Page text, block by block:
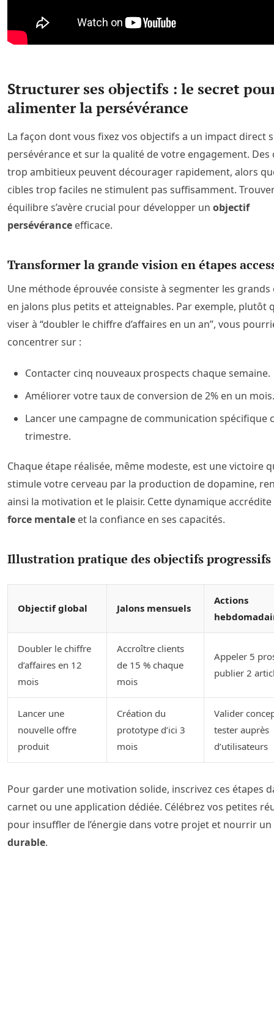
Structurer ses objectifs : le secret
alimenter la persévérance
La façon dont vous fixez vos objectifs a un impact direct
persévérance et sur la qualité de votre engagement. Des
trop ambitieux peuvent décourager rapidement, alors
cibles trop faciles ne stimulent pas suffisamment.
équilibre s’avère crucial pour développer un objectif
persévérance efficace.
Transformer la grande vision en étapes
Une méthode éprouvée consiste à segmenter les
en jalons plus petits et atteignables. Par exemple, plutôt
viser à “doubler le chiffre d’affaires en un an”, vous
concentrer sur :
Contacter cinq nouveaux prospects chaque semaine.
Améliorer votre taux de conversion de 2% en un mois.
Lancer une campagne de communication spécifique
trimestre.
Chaque étape réalisée, même modeste, est une victoire
stimule votre cerveau par la production de dopamine,
ainsi la motivation et le plaisir. Cette dynamique accrédite
force mentale et la confiance en ses capacités.
Illustration pratique des objectifs progressifs
Objectif global Jalons mensuels
Actions
Doubler le chiffre
d’affaires en 12
mois
Accroître clients
de 15 % chaque
mois
Appeler 5
publier 2
Lancer une
nouvelle offre
produit
Création du
prototype d’ici 3
mois
Valider
tester auprès
d’utilisateurs
Pour garder une motivation solide, inscrivez ces étapes
carnet ou une application dédiée. Célébrez vos petites
pour insuffler de l’énergie dans votre projet et nourrir un
durable.